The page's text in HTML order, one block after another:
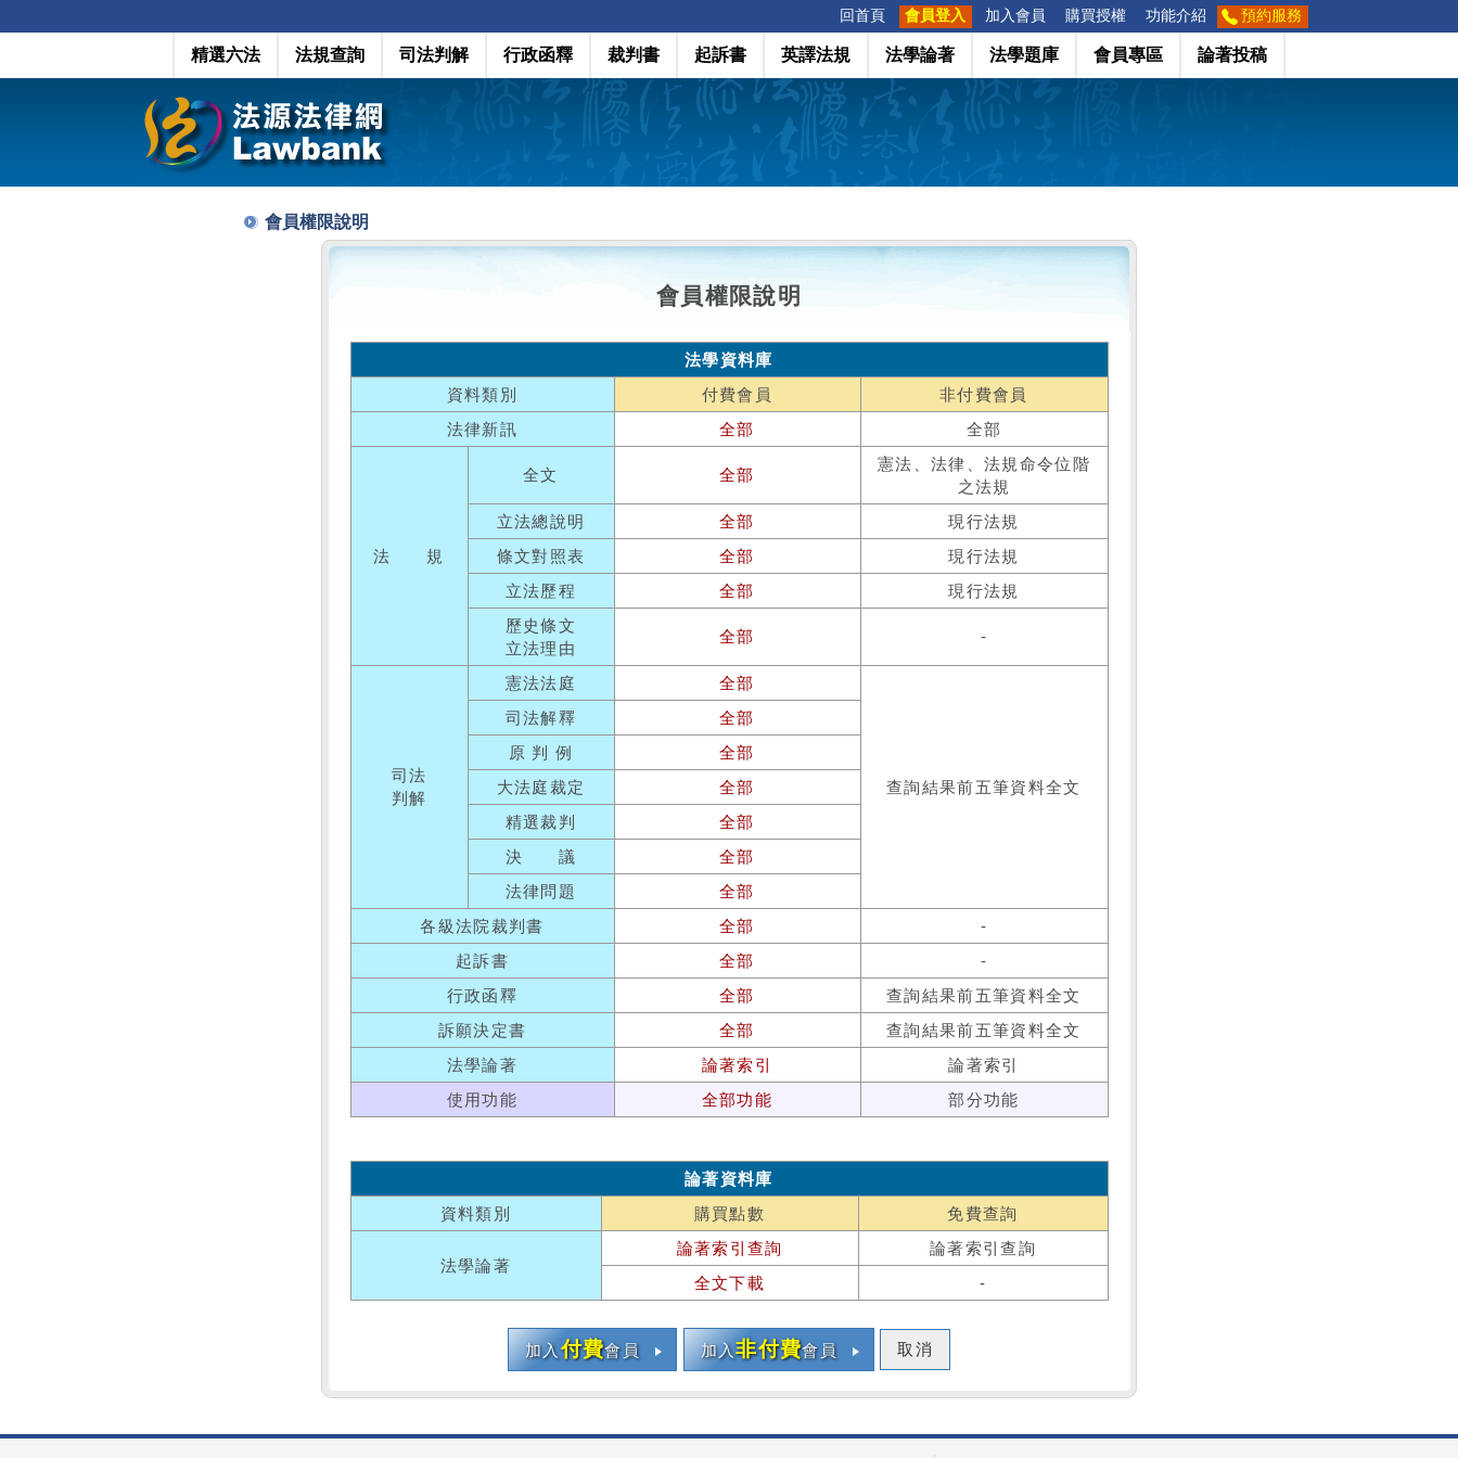
回首頁 會員登入 加入會員 購買授權 功能介紹 預約服務
精選六法 法規查詢 司法判解 行政函釋 裁判書 起訴書 英譯法規 法學論著 法學題庫 會員專區 論著投稿
會員權限說明
會員權限說明
法學資料庫
資料類別
付費會員
非付費會員
法律新訊
全部 全部
法 規
全文 全部
憲法、法律、法規命令位階
之法規
立法總說明
全部
現行法規
條文對照表
全部
現行法規
立法歷程
全部
現行法規
歷史條文
立法理由
全部 -
司法
判解
憲法法庭 全部
查詢結果前五筆資料全文
司法解釋
全部
原 判 例
全部
大法庭裁定
全部
精選裁判
全部
決 議
全部
法律問題
全部
各級法院裁判書
全部
-
起訴書
全部
-
行政函釋
全部
查詢結果前五筆資料全文
訴願決定書
全部
查詢結果前五筆資料全文
法學論著
論著索引
論著索引
使用功能
全部功能 部分功能
論著資料庫
資料類別
購買點數 免費查詢
法學論著
論著索引查詢
論著索引查詢
全文下載
-
加入付費會員 加入非付費會員 取消